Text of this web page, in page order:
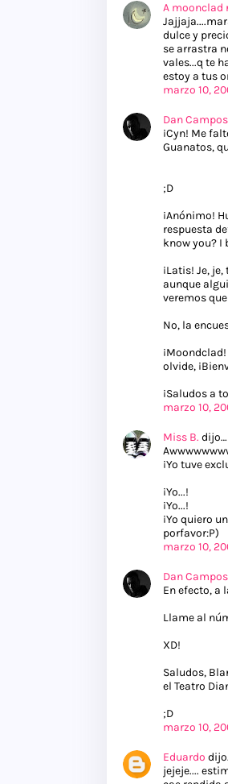
A moonclad
dulce y
se arrastra
vales...q te
estoy a tus
marzo 10,
Dan Campos
¡Cyn! Me
Guanatos,
;D
¡Anónimo!
respuesta
know you? I
¡Latis! Je,
aunque
veremos
No, la
olvide,
¡Saludos a
marzo 10,
Miss B. dijo…
¡Yo tuve
¡Yo...!
¡Yo...!
¡Yo quiero
porfavor:P)
marzo 10,
Dan Campos
En efecto, a
Llame al
XD!
Saludos,
el Teatro
;D
marzo 10,
Eduardo
jejeje....